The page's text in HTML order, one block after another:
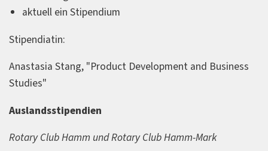
aktuell ein Stipendium
Stipendiatin:
Anastasia Stang, "Product Development and Business
Studies"
Auslandsstipendien
Rotary Club Hamm und Rotary Club Hamm-Mark